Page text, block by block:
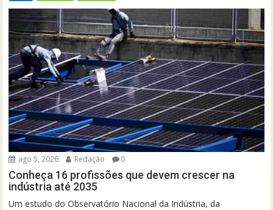
ago 5, 2026 Redação 0
Conheça 16 profissões que devem crescer na
indústria até 2035
Um estudo do Observatório Nacional da Indústria, da